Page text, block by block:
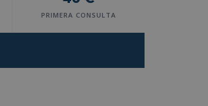
PRIMERA CONSULTA